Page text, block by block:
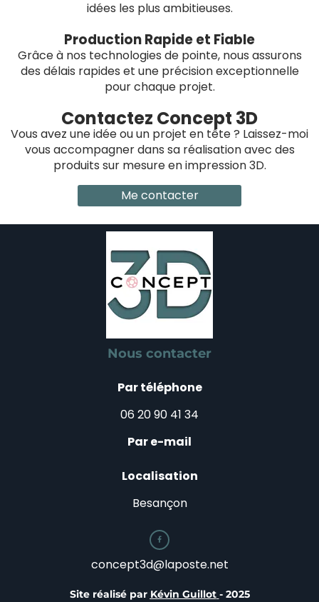
idées les plus ambitieuses.
Production Rapide et Fiable
Grâce à nos technologies de pointe, nous assurons
des délais rapides et une précision exceptionnelle
pour chaque projet.
Contactez Concept 3D
Vous avez une idée ou un projet en tête ? Laissez-moi
vous accompagner dans sa réalisation avec des
produits sur mesure en impression 3D.
Me contacter
Nous contacter
Par téléphone
06 20 90 41 34
Par e-mail
Localisation
Besançon

concept3d@laposte.net
Site réalisé par Kévin Guillot - 2025